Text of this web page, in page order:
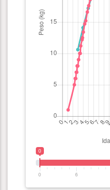
0
0 6